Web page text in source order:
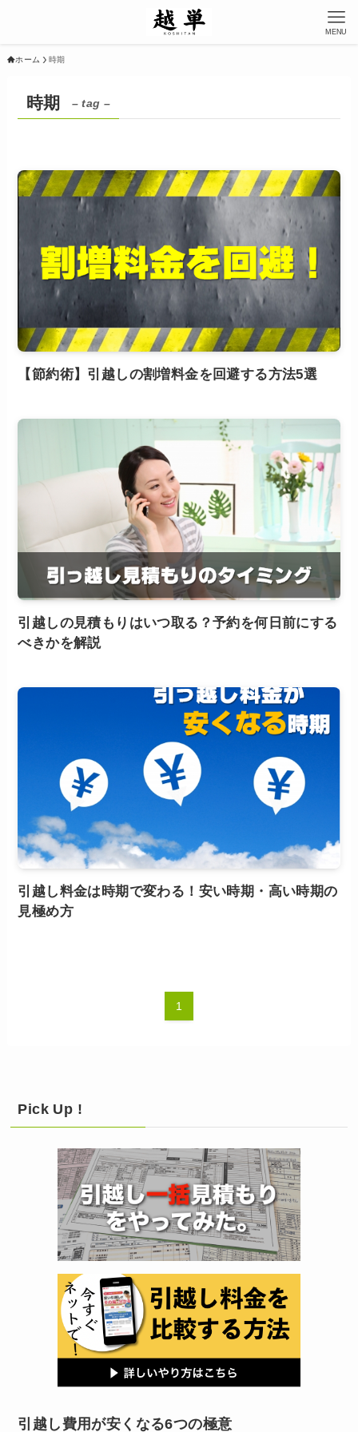
MENU
ホーム 時期
時期 – tag –
【節約術】引越しの割増料金を回避する方法5選
引越しの見積もりはいつ取る？予約を何日前にする
べきかを解説
引越し料金は時期で変わる！安い時期・高い時期の
見極め方
1
Pick Up !
引越し費用が安くなる6つの極意